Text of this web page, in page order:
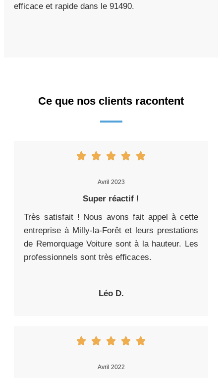
efficace et rapide dans le 91490.
Ce que nos clients racontent
Avril 2023
Super réactif !
Très satisfait ! Nous avons fait appel à cette
entreprise à Milly-la-Forêt et leurs prestations
de Remorquage Voiture sont à la hauteur. Les
professionnels sont très efficaces.
Léo D.
Avril 2022